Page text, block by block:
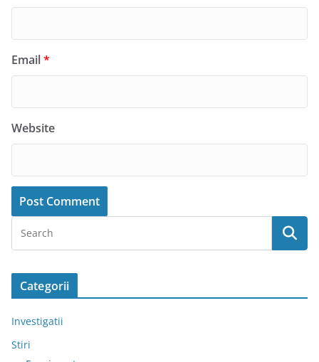
Email*
Website
Categorii
Investigatii
Stiri